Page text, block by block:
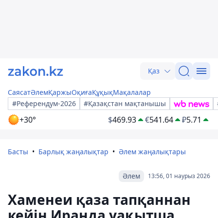
Қаз
СаясатӘлемҚаржыОқиғаҚұқықМақалалар
#Референдум-2026
#Қазақстан мақтанышы
+30° $469.93 €541.64 ₽5.71
Басты Барлық жаңалықтар Әлем жаңалықтары
13:56, 01 наурыз 2026
Әлем
Хаменеи қаза тапқаннан